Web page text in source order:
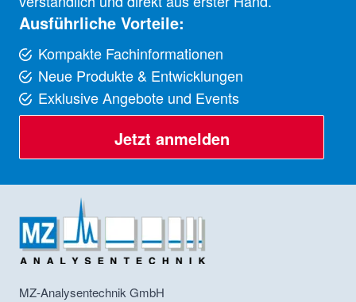
Ausführliche Vorteile:
Kompakte Fachinformationen
Neue Produkte & Entwicklungen
Exklusive Angebote und Events
Jetzt anmelden
MZ-Analysentechnik GmbH